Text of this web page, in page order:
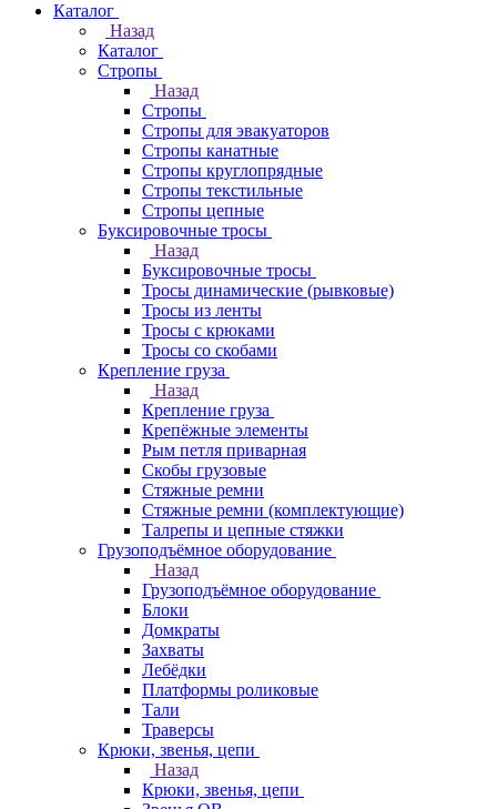
Каталог
Назад
Каталог
Стропы
Назад
Стропы
Стропы для эвакуаторов
Стропы канатные
Стропы круглопрядные
Стропы текстильные
Стропы цепные
Буксировочные тросы
Назад
Буксировочные тросы
Тросы динамические (рывковые)
Тросы из ленты
Тросы с крюками
Тросы со скобами
Крепление груза
Назад
Крепление груза
Крепёжные элементы
Рым петля приварная
Скобы грузовые
Стяжные ремни
Стяжные ремни (комплектующие)
Талрепы и цепные стяжки
Грузоподъёмное оборудование
Назад
Грузоподъёмное оборудование
Блоки
Домкраты
Захваты
Лебёдки
Платформы роликовые
Тали
Траверсы
Крюки, звенья, цепи
Назад
Крюки, звенья, цепи